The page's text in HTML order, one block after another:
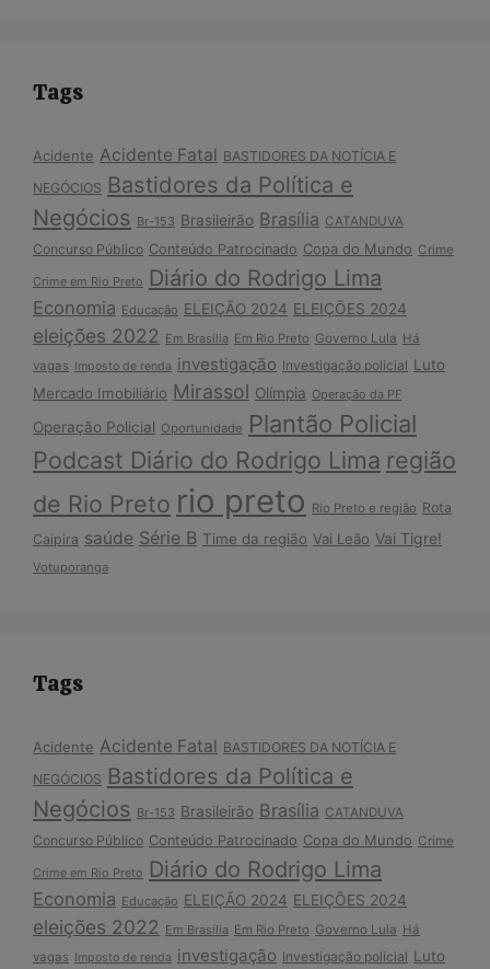
Tags
Acidente Acidente Fatal BASTIDORES DA NOTÍCIA E
NEGÓCIOS Bastidores da Política e
Negócios Br-153 Brasileirão Brasília CATANDUVA
Concurso Público Conteúdo Patrocinado Copa do Mundo Crime
Crime em Rio Preto Diário do Rodrigo Lima
Economia Educação ELEIÇÃO 2024 ELEIÇÕES 2024
eleições 2022 Em Brasília Em Rio Preto Governo Lula Há
vagas Imposto de renda investigação Investigação policial Luto
Mercado Imobiliário Mirassol Olímpia Operação da PF
Operação Policial Oportunidade Plantão Policial
Podcast Diário do Rodrigo Lima região
de Rio Preto rio preto Rio Preto e região Rota
Caipira saúde Série B Time da região Vai Leão Vai Tigre!
Votuporanga
Tags
Acidente Acidente Fatal BASTIDORES DA NOTÍCIA E
NEGÓCIOS Bastidores da Política e
Negócios Br-153 Brasileirão Brasília CATANDUVA
Concurso Público Conteúdo Patrocinado Copa do Mundo Crime
Crime em Rio Preto Diário do Rodrigo Lima
Economia Educação ELEIÇÃO 2024 ELEIÇÕES 2024
eleições 2022 Em Brasília Em Rio Preto Governo Lula Há
vagas Imposto de renda investigação Investigação policial Luto